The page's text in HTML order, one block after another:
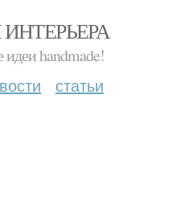
идеи handmade!
статьи